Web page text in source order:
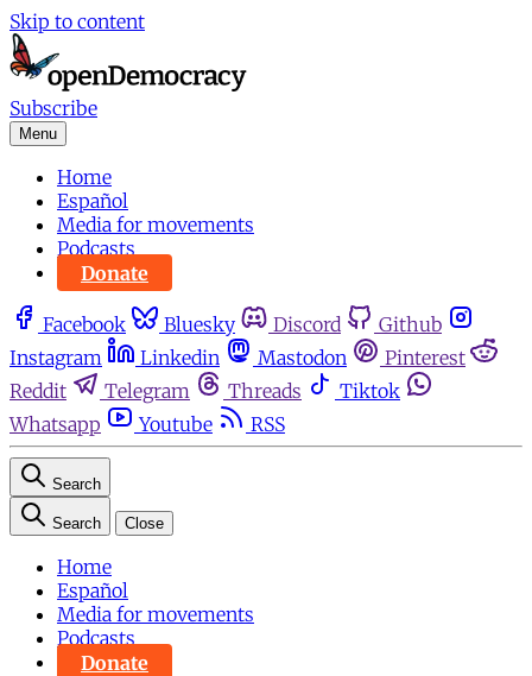
Skip to content
Subscribe
Menu
Home
Español
Media for movements
Podcasts
Donate
Facebook Bluesky Discord
Github
Instagram
Linkedin Mastodon
Pinterest
Reddit
Telegram Threads
Tiktok
Whatsapp
Youtube RSS
Search
Search Close
Home
Español
Media for movements
Podcasts
Donate